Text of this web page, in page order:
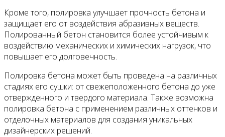
Кроме того, полировка улучшает прочность бетона и
защищает его от воздействия абразивных веществ.
Полированный бетон становится более устойчивым к
воздействию механических и химических нагрузок, что
повышает его долговечность.
Полировка бетона может быть проведена на различных
стадиях его сушки: от свежеположенного бетона до уже
отвержденного и твердого материала. Также возможна
полировка бетона с применением различных оттенков и
отделочных материалов для создания уникальных
дизайнерских решений.